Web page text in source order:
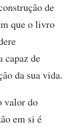
de
que o livro
capaz de
da sua vida.
valor do
em si é